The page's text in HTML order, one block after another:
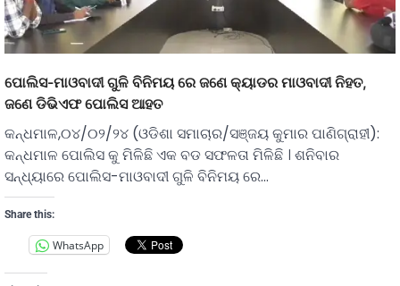
ପୋଲିସ-ମାଓବାଦୀ ଗୁଳି ବିନିମୟ ରେ ଜଣେ କ୍ୟାଡର ମାଓବାଦୀ ନିହତ,
ଜଣେ ଡିଭିଏଫ ପୋଲିସ ଆହତ
କନ୍ଧମାଳ,୦୪/୦୨/୨୪ (ଓଡିଶା ସମାଚାର/ସଞ୍ଜୟ କୁମାର ପାଣିଗ୍ରାହୀ):
କନ୍ଧମାଳ ପୋଲିସ କୁ ମିଳିଛି ଏକ ବଡ ସଫଳତା ମିଳିଛି । ଶନିବାର
ସନ୍ଧ୍ୟାରେ ପୋଲିସ-ମାଓବାଦୀ ଗୁଳି ବିନିମୟ ରେ…
Share this:
WhatsApp